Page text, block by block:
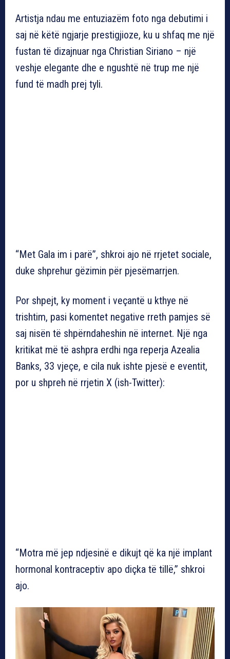
Artistja ndau me entuziazëm foto nga debutimi i
saj në këtë ngjarje prestigjioze, ku u shfaq me një
fustan të dizajnuar nga Christian Siriano – një
veshje elegante dhe e ngushtë në trup me një
fund të madh prej tyli.
“Met Gala im i parë”, shkroi ajo në rrjetet sociale,
duke shprehur gëzimin për pjesëmarrjen.
Por shpejt, ky moment i veçantë u kthye në
trishtim, pasi komentet negative rreth pamjes së
saj nisën të shpërndaheshin në internet. Një nga
kritikat më të ashpra erdhi nga reperja Azealia
Banks, 33 vjeçe, e cila nuk ishte pjesë e eventit,
por u shpreh në rrjetin X (ish-Twitter):
“Motra më jep ndjesinë e dikujt që ka një implant
hormonal kontraceptiv apo diçka të tillë,” shkroi
ajo.